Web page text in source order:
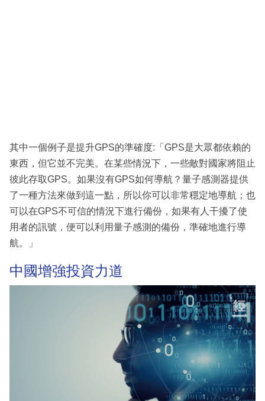
其中一個例子是提升GPS的準確度:「GPS是大眾都依賴的
東西，但它並不完美。在某些情況下，一些敵對國家將阻止
彼此存取GPS。如果沒有GPS如何導航？量子感測器提供
了一種方法來做到這一點，所以你可以非常穩定地導航；也
可以在GPS不可信的情況下進行備份，如果有人干擾了使
用者的訊號，便可以利用量子感測的備份，準確地進行導
航。」
中國增強投資力道